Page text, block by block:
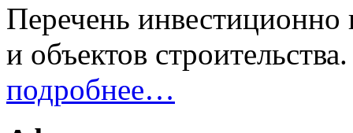
Перечень инвестиционно
и объектов строительства.
подробнее…